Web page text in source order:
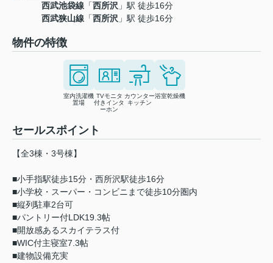
西武池袋線 「西所沢 」駅 徒歩16分
西武狭山線 「西所沢 」駅 徒歩16分
物件の特徴
室内洗濯機
置場
TVモニタ
付きインタ
ーホン
カウンター
キッチン
浴室乾燥機
セールスポイント
【全3棟・3号棟】
■小手指駅徒歩15分・西所沢駅徒歩16分
■小学校・スーパー・コンビニまで徒歩10分圏内
■縦列駐車2台可
■パントリー付LDK19.3帖
■開放感あるスカイテラス付
■WIC付主寝室7.3帖
■建物設備充実